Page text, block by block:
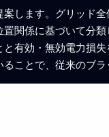
します。グリッド
関係に基づいて分
有効・無効電力損
ことで、従来のブ